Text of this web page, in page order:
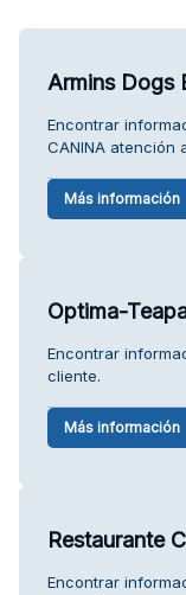
Armins Dogs
Encontrar
CANINA atención
Más información
Optima-
Encontrar
cliente.
Más información
Restaurante
Encontrar